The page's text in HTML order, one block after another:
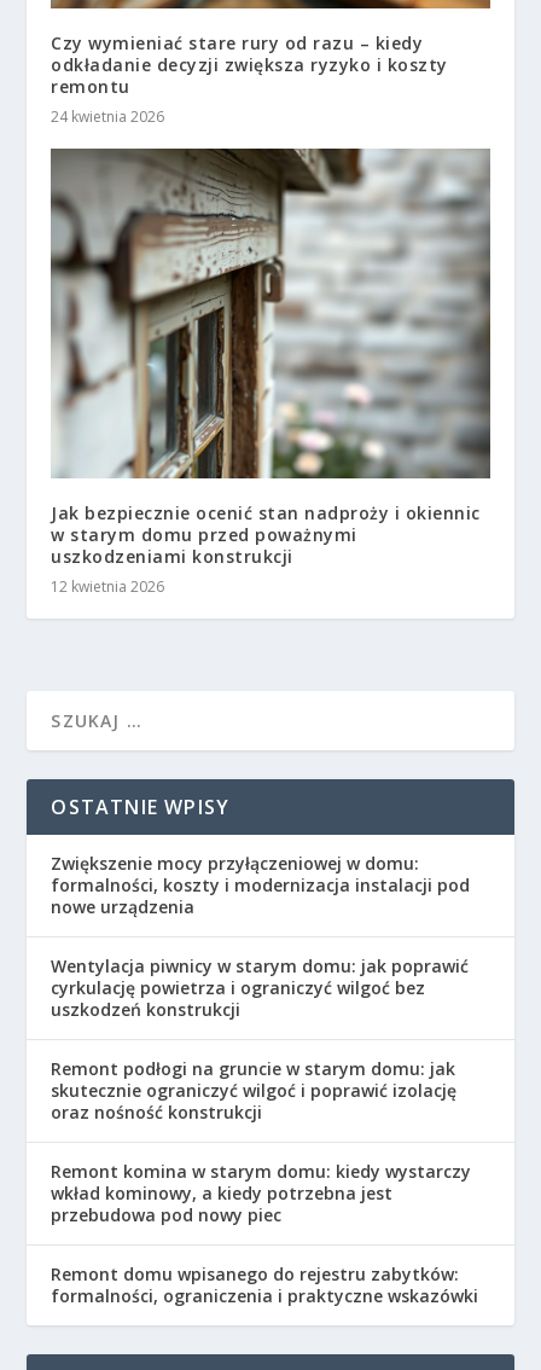
Czy wymieniać stare rury od razu – kiedy
odkładanie decyzji zwiększa ryzyko i koszty
remontu
24 kwietnia 2026
Jak bezpiecznie ocenić stan nadproży i okiennic
w starym domu przed poważnymi
uszkodzeniami konstrukcji
12 kwietnia 2026
OSTATNIE WPISY
Zwiększenie mocy przyłączeniowej w domu:
formalności, koszty i modernizacja instalacji pod
nowe urządzenia
Wentylacja piwnicy w starym domu: jak poprawić
cyrkulację powietrza i ograniczyć wilgoć bez
uszkodzeń konstrukcji
Remont podłogi na gruncie w starym domu: jak
skutecznie ograniczyć wilgoć i poprawić izolację
oraz nośność konstrukcji
Remont komina w starym domu: kiedy wystarczy
wkład kominowy, a kiedy potrzebna jest
przebudowa pod nowy piec
Remont domu wpisanego do rejestru zabytków:
formalności, ograniczenia i praktyczne wskazówki